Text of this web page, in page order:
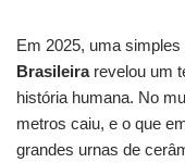
Em 2025, uma
Brasileirarevelou um
história humana. No
metros caiu, e o que
grandes urnas de